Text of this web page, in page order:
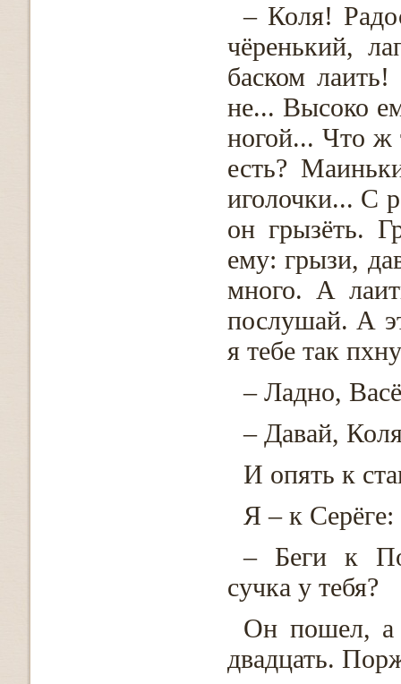
– Коля!
чёренький,
баском
не... Высоко
ногой... Что ж
есть?
иголочки... С
он грызёть.
ему: грызи,
много. А
послушай. А
я тебе так
– Ладно,
– Давай,
И опять к
Я – к Серёге:
– Беги к
сучка у тебя?
Он пошел, а
двадцать.